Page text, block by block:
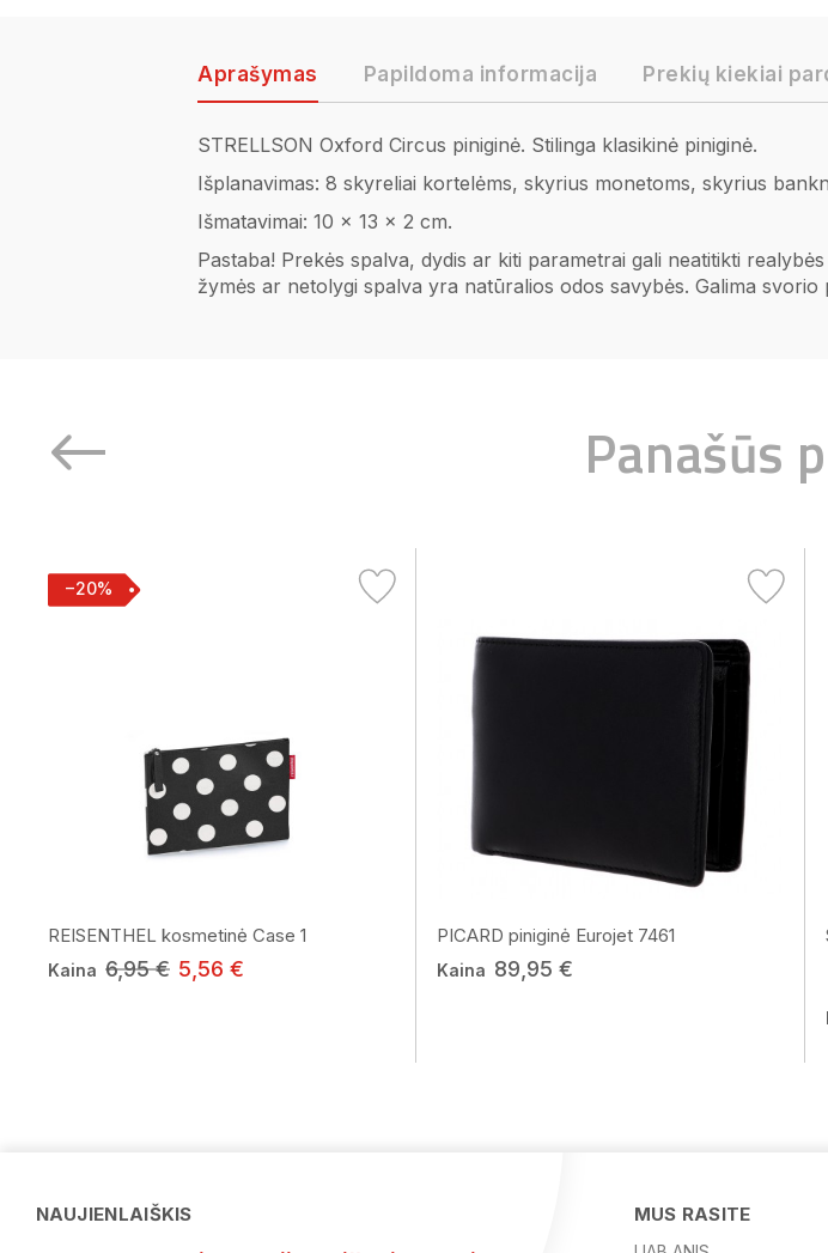
Aprašymas Papildoma informacija Prekių kiekiai
STRELLSON Oxford Circus piniginė. Stilinga klasikinė piniginė.
Išplanavimas: 8 skyreliai kortelėms, skyrius monetoms, skyrius
Išmatavimai: 10 x 13 x 2 cm.
Pastaba! Prekės spalva, dydis ar kiti parametrai gali neatitikti
žymės ar netolygi spalva yra natūralios odos savybės. Galima svorio
Panašūs
−20%
REISENTHEL kosmetinė Case 1
Kaina 6,95 € 5,56 €
PICARD piniginė Eurojet 7461
Kaina 89,95 €
NAUJIENLAIŠKIS MUS RASITE